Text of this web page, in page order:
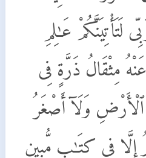
لَتَأْتِيَنَّكُمْ عَـٰلِمِ
مِثْقَالُ ذَرَّةٍ فِى
وَلَآ أَصْغَرُ
فِى كِتَـٰبٍ مُّبِينٍ